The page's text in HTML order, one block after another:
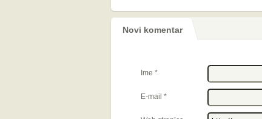
Novi komentar
Ime *
E-mail *